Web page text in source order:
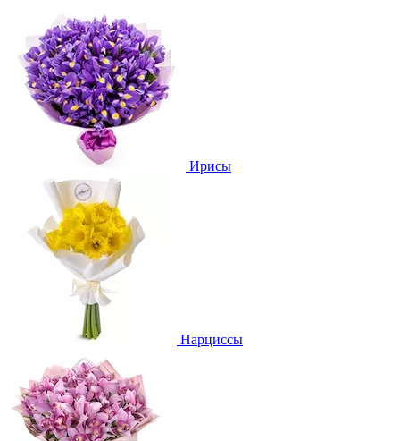
Ирисы
Нарциссы